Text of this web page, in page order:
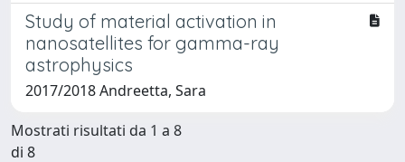
Study of material activation in
nanosatellites for gamma-ray
astrophysics
2017/2018 Andreetta, Sara
Mostrati risultati da 1 a 8
di 8